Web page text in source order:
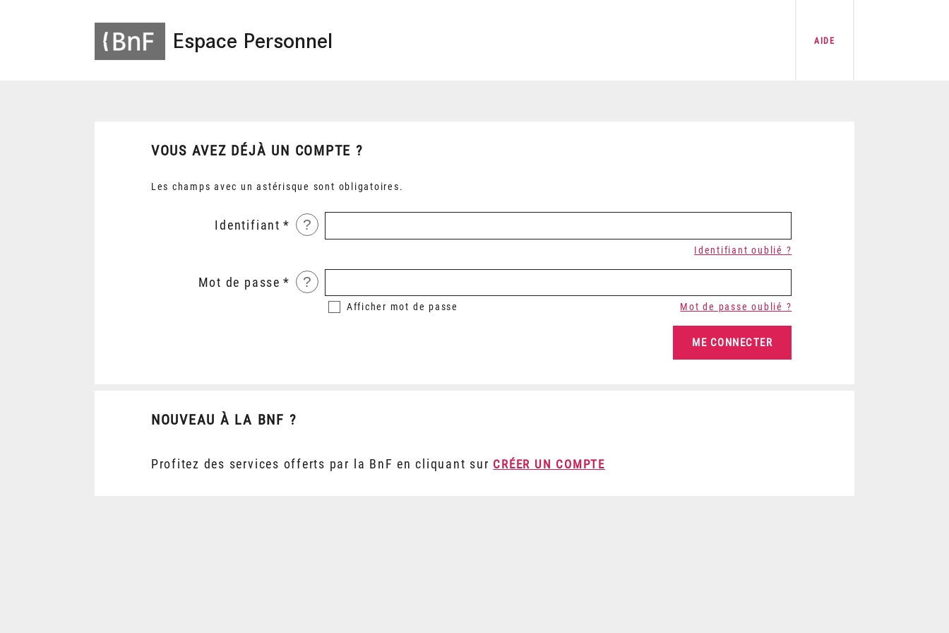
Espace Personnel AIDE
VOUS AVEZ DÉJÀ UN COMPTE ?
Les champs avec un astérisque sont obligatoires.
Identifiant ?
Identifiant oublié ?
Mot de passe ?
Afficher mot de passe Mot de passe oublié ?
NOUVEAU À LA BNF ?
Profitez des services offerts par la BnF en cliquant sur CRÉER UN COMPTE